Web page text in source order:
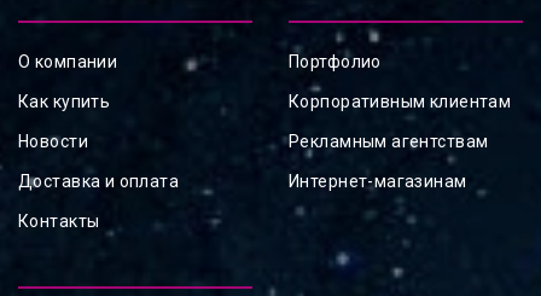
О компании
Как купить
Новости
Доставка и оплата
Контакты
Портфолио
Корпоративным клиентам
Рекламным агентствам
Интернет-магазинам